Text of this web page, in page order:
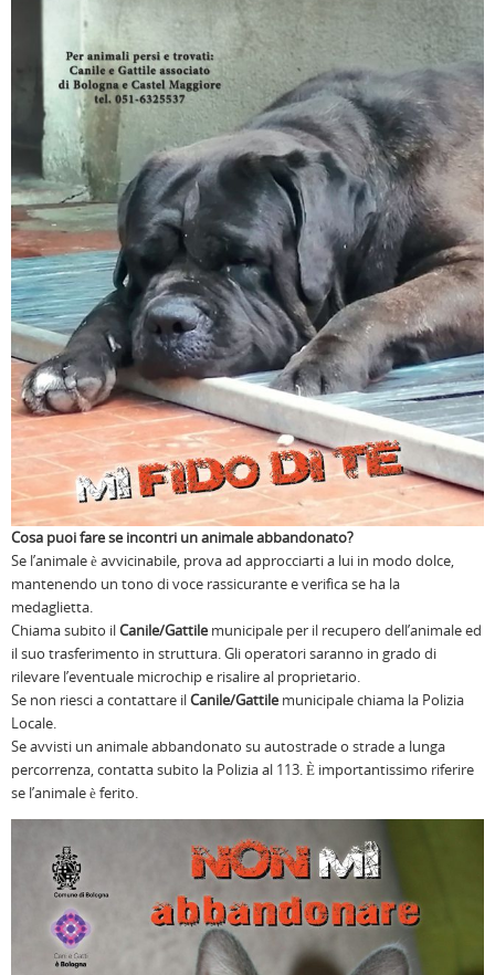
Cosa puoi fare se incontri un animale abbandonato?
Se l’animale è avvicinabile, prova ad approcciarti a lui in modo dolce,
mantenendo un tono di voce rassicurante e verifica se ha la
medaglietta.
Chiama subito ilCanile/Gattile municipale per il recupero dell’animale ed
il suo trasferimento in struttura. Gli operatori saranno in grado di
rilevare l’eventuale microchip e risalire al proprietario.
Se non riesci a contattare ilCanile/Gattile municipale chiama la Polizia
Locale.
Se avvisti un animale abbandonato su autostrade o strade a lunga
percorrenza, contatta subito la Polizia al 113. È importantissimo riferire
se l’animale è ferito.